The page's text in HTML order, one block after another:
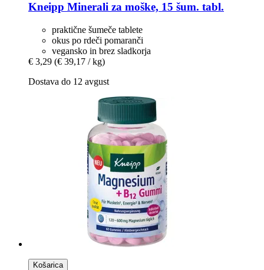
Kneipp Minerali za moške, 15 šum. tabl.
praktične šumeče tablete
okus po rdeči pomaranči
vegansko in brez sladkorja
€ 3,29 (€ 39,17 / kg)
Dostava do 12 avgust
Košarica